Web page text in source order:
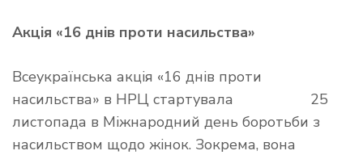
Акція «16 днів проти насильства»
Всеукраїнська акція «16 днів проти
насильства» в НРЦ стартувала 25
листопада в Міжнародний день боротьби з
насильством щодо жінок. Зокрема, вона